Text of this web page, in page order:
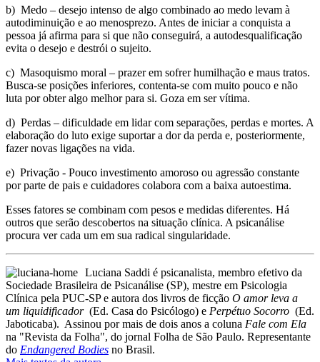
b) Medo – desejo intenso de algo combinado ao medo levam à
autodiminuição e ao menosprezo. Antes de iniciar a conquista a
pessoa já afirma para si que não conseguirá, a autodesqualificação
evita o desejo e destrói o sujeito.
c) Masoquismo moral – prazer em sofrer humilhação e maus tratos.
Busca-se posições inferiores, contenta-se com muito pouco e não
luta por obter algo melhor para si. Goza em ser vítima.
d) Perdas – dificuldade em lidar com separações, perdas e mortes. A
elaboração do luto exige suportar a dor da perda e, posteriormente,
fazer novas ligações na vida.
e) Privação - Pouco investimento amoroso ou agressão constante
por parte de pais e cuidadores colabora com a baixa autoestima.
Esses fatores se combinam com pesos e medidas diferentes. Há
outros que serão descobertos na situação clínica. A psicanálise
procura ver cada um em sua radical singularidade.
Luciana Saddi é psicanalista, membro efetivo da
Sociedade Brasileira de Psicanálise (SP), mestre em Psicologia
Clínica pela PUC-SP e autora dos livros de ficção O amor leva a
um liquidificador(Ed. Casa do Psicólogo) e Perpétuo Socorro (Ed.
Jaboticaba). Assinou por mais de dois anos a coluna Fale com Ela
na "Revista da Folha", do jornal Folha de São Paulo. Representante
do Endangered Bodies no Brasil.